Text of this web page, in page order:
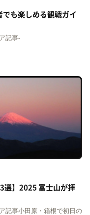
も楽しめる観戦ガイ
記事-
選】2025 富士山が拝
記事小田原・箱根で初日の